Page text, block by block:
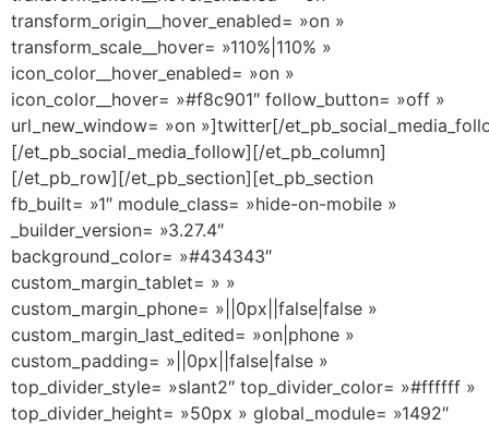
transform_origin__hover_enabled= »on »
transform_scale__hover= »110%|110% »
icon_color__hover_enabled= »on »
icon_color__hover= »#f8c901″ follow_button= »off »
url_new_window= »on »]twitter[/
[/et_pb_social_media_follow][/et_pb_column]
[/et_pb_row][/et_pb_section][et_pb_section
fb_built= »1″ module_class= »hide-on-mobile »
_builder_version= »3.27.4″
background_color= »#434343″
custom_margin_tablet= » »
custom_margin_phone= »||0px||false|false »
custom_margin_last_edited= »on|phone »
custom_padding= »||0px||false|false »
top_divider_style= »slant2″ top_divider_color= »#ffffff »
top_divider_height= »50px » global_module= »1492″